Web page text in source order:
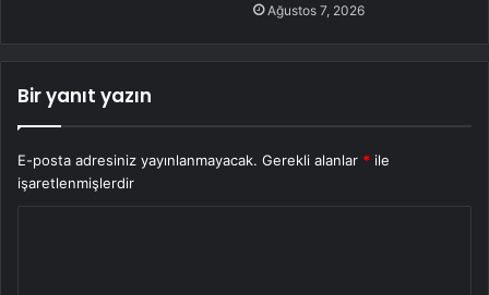
Ağustos 7, 2026
Bir yanıt yazın
E-posta adresiniz yayınlanmayacak. Gerekli alanlar * ile
işaretlenmişlerdir